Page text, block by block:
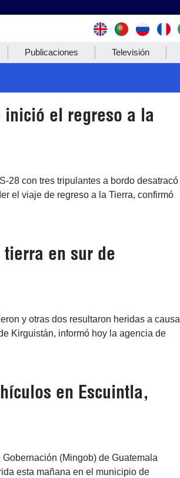
Publicaciones Televisión
inició el regreso a la
28 con tres tripulantes a bordo desatracó
el viaje de regreso a la Tierra, confirmó
en sur de
y otras dos resultaron heridas a causa
Kirguistán, informó hoy la agencia de
en Escuintla,
(Mingob) de Guatemala
esta mañana en el municipio de